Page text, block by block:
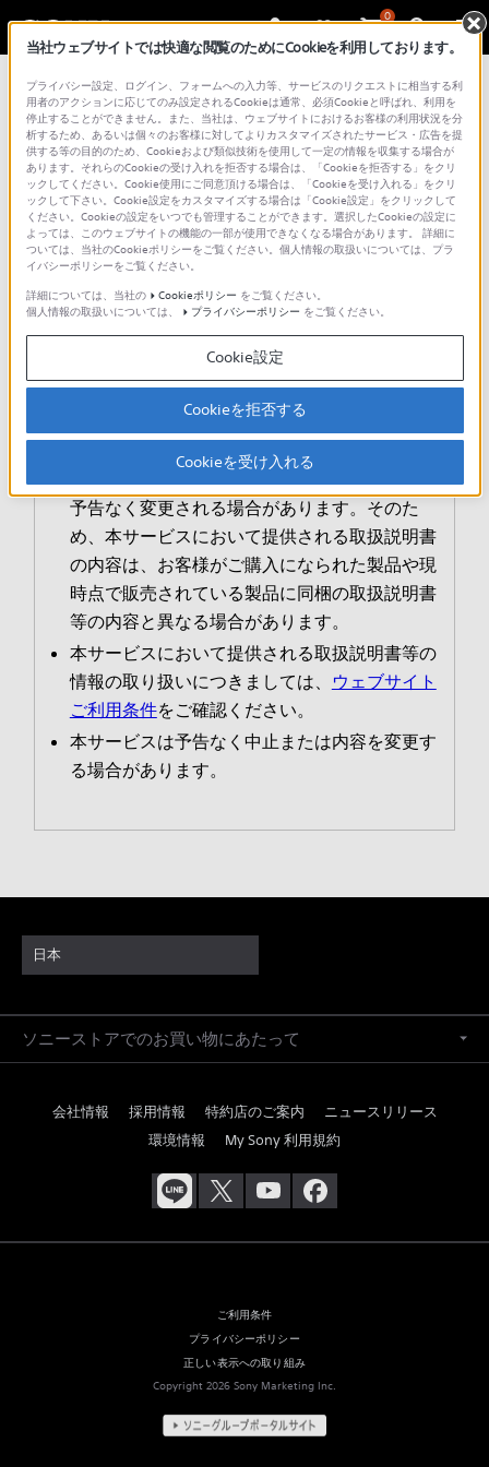
0
取扱説明書
ソニー製品取扱説明書ダウンロードサービス利用
上のご注意
各製品の取扱説明書をダウンロードしてご覧いた
だけます。注意事項をご確認の上、ご利用くださ
い。
本サービスは、ソニー製品の取扱説明書、付属
印刷物等のすべてを網羅するものではありませ
ん。
予告なく変更される場合があります。そのた
め、本サービスにおいて提供される取扱説明書
の内容は、お客様がご購入になられた製品や現
時点で販売されている製品に同梱の取扱説明書
等の内容と異なる場合があります。
本サービスにおいて提供される取扱説明書等の
情報の取り扱いにつきましては、
ウェブサイト
ご利用条件をご確認ください。
本サービスは予告なく中止または内容を変更す
る場合があります。
日本
ソニーストアでのお買い物にあたって
会社情報 採用情報 特約店のご案内
ニュースリリース
環境情報
My Sony 利用規約
ご利用条件
プライバシーポリシー
正しい表示への取り組み
Copyright 2026 Sony Marketing Inc.
当社ウェブサイトでは快適な閲覧のためにCookieを利用しております。
プライバシー設定、ログイン、フォームへの入力等、サービスのリクエストに相当する利
用者のアクションに応じてのみ設定されるCookieは通常、必須Cookieと呼ばれ、利用を
停止することができません。また、当社は、ウェブサイトにおけるお客様の利用状況を分
析するため、あるいは個々のお客様に対してよりカスタマイズされたサービス・広告を提
供する等の目的のため、Cookieおよび類似技術を使用して一定の情報を収集する場合が
あります。それらのCookieの受け入れを拒否する場合は、「Cookieを拒否する」をクリ
ックしてください。Cookie使用にご同意頂ける場合は、「Cookieを受け入れる」をクリ
ックして下さい。Cookie設定をカスタマイズする場合は「Cookie設定」をクリックして
ください。Cookieの設定をいつでも管理することができます。選択したCookieの設定に
よっては、このウェブサイトの機能の一部が使用できなくなる場合があります。 詳細に
ついては、当社のCookieポリシーをご覧ください。個人情報の取扱いについては、プラ
イバシーポリシーをご覧ください。
詳細については、当社の
Cookieポリシー をご覧ください。
個人情報の取扱いについては、
プライバシーポリシー をご覧ください。
Cookie設定
Cookieを拒否する
Cookieを受け入れる